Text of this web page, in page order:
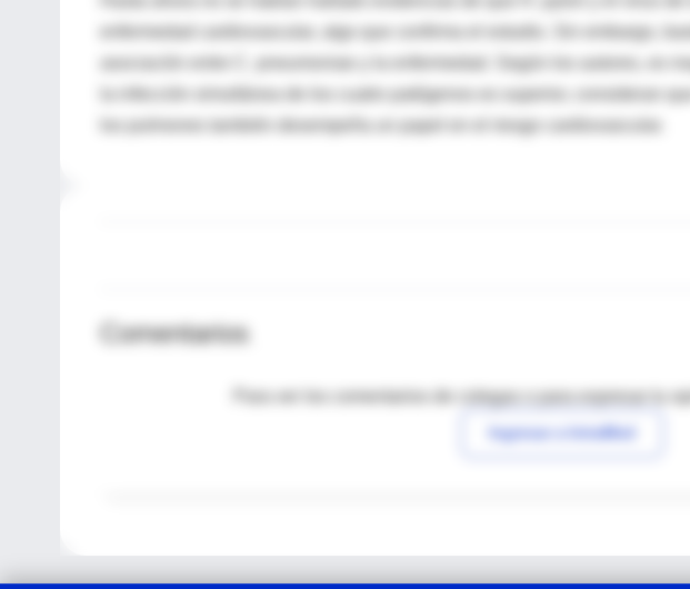
enfermedad cardiovascular, algo que confirma el estudio. Sin embargo,
asociación entre C. pneumoniae y la enfermedad. Según los autores, es
la infección simultánea de los cuatro patógenos es superior, consideran
los pulmones también desempeña un papel en el riesgo cardiovascular.
Comentarios
Para ver los comentarios de colegas o para expresar tu
Ingresar a IntraMed